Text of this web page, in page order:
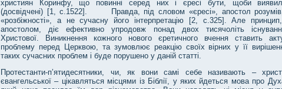
християн Коринфу, що повинні серед них і єресі бути, щоби
(досвідчені) [1, с.1522]. Правда, під словом «єресі», апостол
«розбіжності», а не сучасну його інтерпретацію [2, с.325]. Але
апостолом, діє ефективно упродовж понад двох тисячоліть
Христової. Виникнення кожного нового єретичного вчення ставить
проблему перед Церквою, та зумовлює реакцію своїх вірних у її
таких сучасних проблем і буде порушено у даній статті.
Протестанти-п’ятидесятники, чи, як вони самі себе називають –
євангельської – цікавляться місцями із Біблії, у яких йдеться мова про